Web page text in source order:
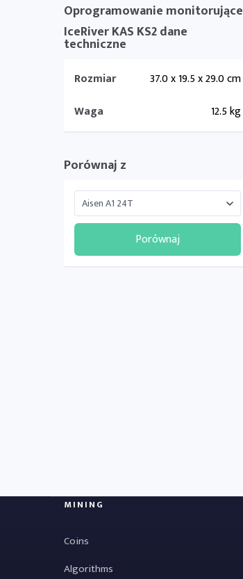
Oprogramowanie monitorujące
IceRiver KAS KS2 dane
techniczne
Rozmiar
37.0 x 19.5 x 29.0 cm
Waga
12.5 kg
Porównaj z
Porównaj
MINING
Coins
Algorithms